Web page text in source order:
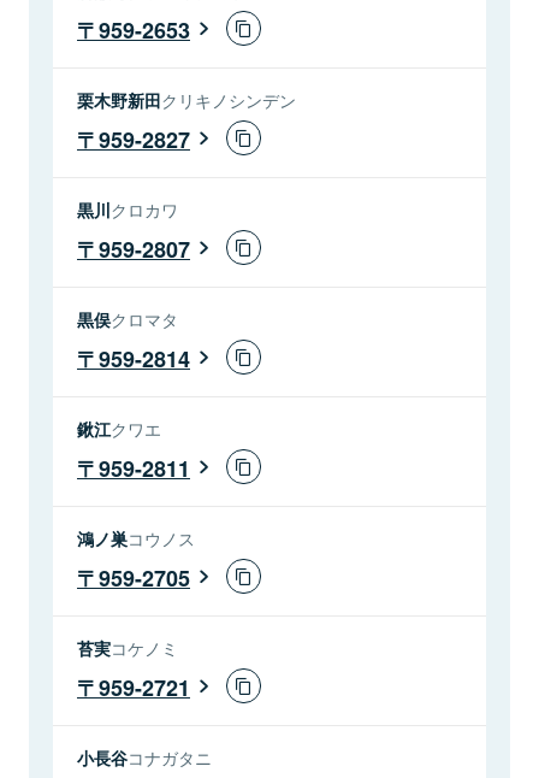
959-2653
栗木野新田クリキノシンデン
959-2827
黒川クロカワ
959-2807
黒俣クロマタ
959-2814
鍬江クワエ
959-2811
鴻ノ巣コウノス
959-2705
苔実コケノミ
959-2721
小長谷コナガタニ